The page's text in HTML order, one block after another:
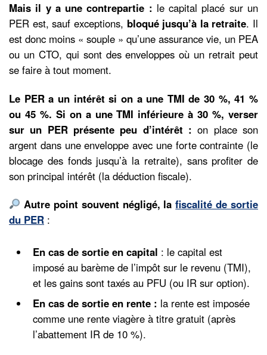
Mais il y a une contrepartie : le capital placé sur un
PER est, sauf exceptions, bloqué jusqu’à la retraite. Il
est donc moins « souple » qu’une assurance vie, un PEA
ou un CTO, qui sont des enveloppes où un retrait peut
se faire à tout moment.
Le PER a un intérêt si on a une TMI de 30 %, 41 %
ou 45 %. Si on a une TMI inférieure à 30 %, verser
sur un PER présente peu d’intérêt :on place son
argent dans une enveloppe avec une forte contrainte (le
blocage des fonds jusqu’à la retraite), sans profiter de
son principal intérêt (la déduction fiscale).
Autre point souvent négligé, lafiscalité de sortie
du PER :
En cas de sortie en capital : le capital est
imposé au barème de l’impôt sur le revenu (TMI),
et les gains sont taxés au PFU (ou IR sur option).
En cas de sortie en rente : la rente est imposée
comme une rente viagère à titre gratuit (après
l’abattement IR de 10 %).